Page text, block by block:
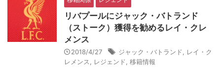
リバプールにジャック・バトランド
（ストーク）獲得を勧めるレイ・クレ
メンス
2018/4/27 ジャック・バトランド
レイ・ク
レメンス
レジェンド 移籍情報